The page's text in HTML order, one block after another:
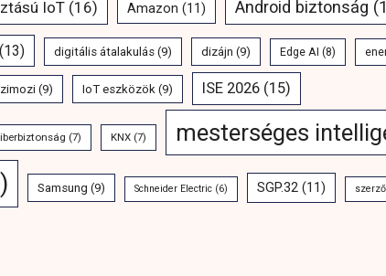
IoT (16) Amazon (11) Android biztonság
(13) digitális átalakulás (9) dizájn (9) Edge AI (8)
(9) IoT eszközök (9) ISE 2026 (15)
(7) KNX (7) mesterséges
Samsung (9) Schneider Electric (6) SGP.32 (11)